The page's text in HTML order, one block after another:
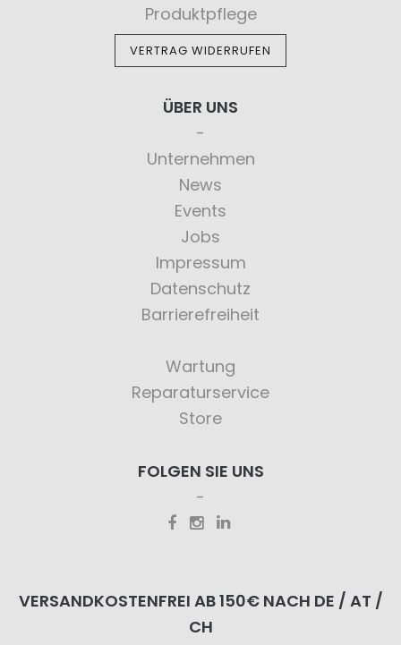
Produktpflege
VERTRAG WIDERRUFEN
ÜBER UNS
Unternehmen
News
Events
Jobs
Impressum
Datenschutz
Barrierefreiheit
Wartung
Reparaturservice
Store
FOLGEN SIE UNS
VERSANDKOSTENFREI AB 150€ NACH DE / AT /
CH